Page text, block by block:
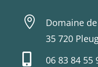

Domaine
35 720
 06 83 84 55